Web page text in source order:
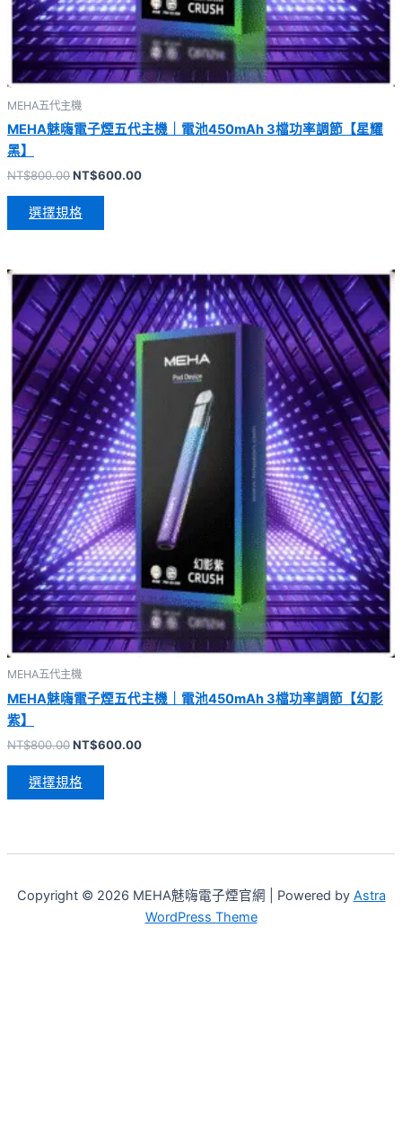
MEHA五代主機
MEHA魅嗨電子煙五代主機｜電池450mAh 3檔功率調節【星耀
黑】
NT$800.00NT$600.00
選擇規格
MEHA五代主機
MEHA魅嗨電子煙五代主機｜電池450mAh 3檔功率調節【幻影
紫】
NT$800.00NT$600.00
選擇規格
Copyright © 2026 MEHA魅嗨電子煙官網 | Powered by Astra
WordPress Theme